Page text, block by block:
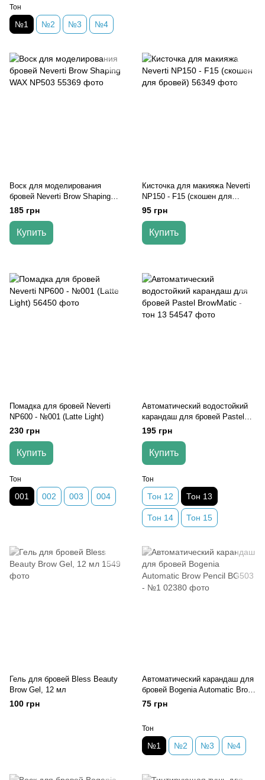
Тон
№1 №2 №3 №4
Воск для моделирования
бровей Neverti Brow Shaping
WAX NP503
185 грн
Купить
Кисточка для макияжа Neverti
NP150 - F15 (скошен для
бровей)
95 грн
Купить
Помадка для бровей Neverti
NP600 - №001 (Latte Light)
230 грн
Купить
Тон
001 002 003 004
Автоматический водостойкий
карандаш для бровей Pastel
BrowMatic - тон 13
195 грн
Купить
Тон
Тон 12 Тон 13
Тон 14 Тон 15
Гель для бровей Bless Beauty
Brow Gel, 12 мл
100 грн
Автоматический карандаш для
бровей Bogenia Automatic Brow
Pencil BG503 - №1
75 грн
Тон
№1 №2 №3 №4